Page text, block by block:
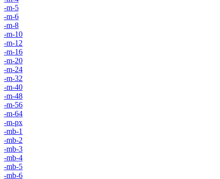
-m-5
-m-6
-m-8
-m-10
-m-12
-m-16
-m-20
-m-24
-m-32
-m-40
-m-48
-m-56
-m-64
-m-px
-mb-1
-mb-2
-mb-3
-mb-4
-mb-5
-mb-6